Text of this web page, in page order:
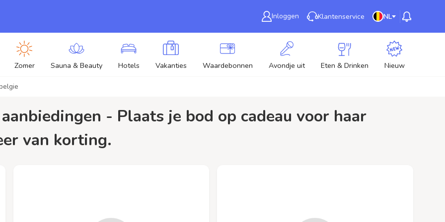
Inloggen Klantenservice NL
Zomer Sauna & Beauty Hotels Vakanties Waardebonnen Avondje uit Eten & Drinken Nieuw
van korting.